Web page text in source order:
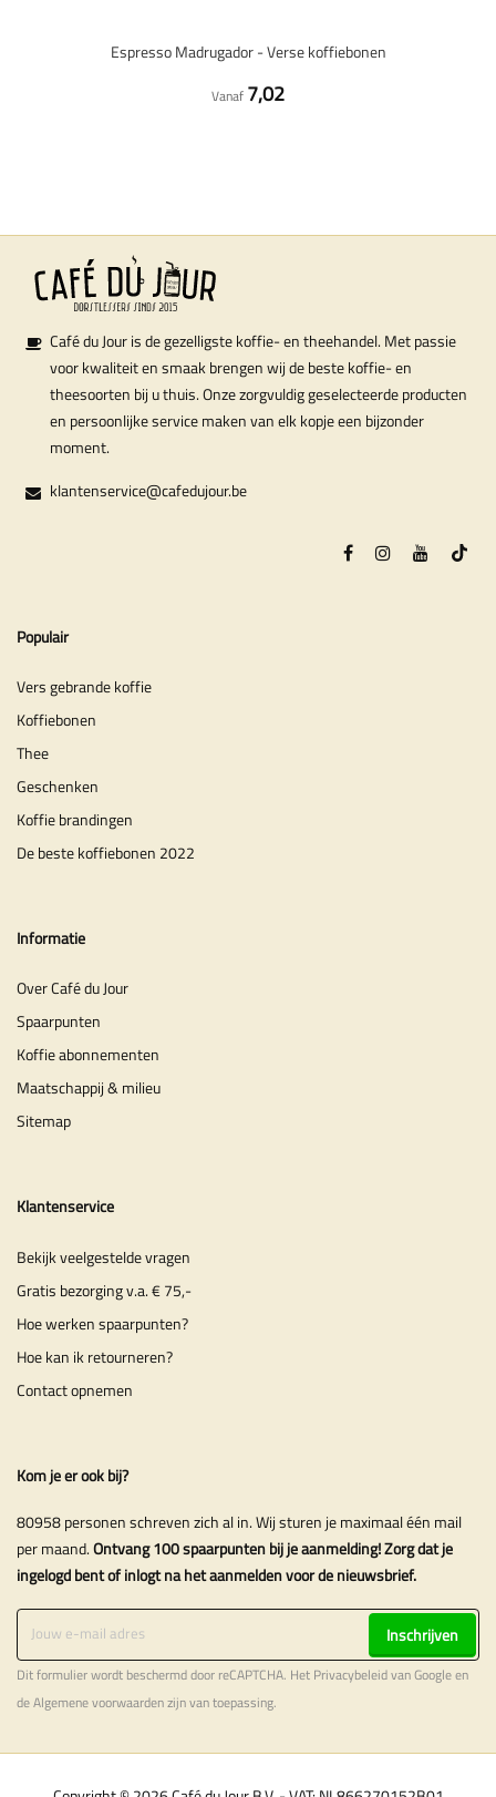
Espresso Madrugador - Verse koffiebonen
Vanaf 7,02
Café du Jour is de gezelligste koffie- en theehandel. Met passie
voor kwaliteit en smaak brengen wij de beste koffie- en
theesoorten bij u thuis. Onze zorgvuldig geselecteerde producten
en persoonlijke service maken van elk kopje een bijzonder
moment.
klantenservice@cafedujour.be
Populair
Vers gebrande koffie
Koffiebonen
Thee
Geschenken
Koffie brandingen
De beste koffiebonen 2022
Informatie
Over Café du Jour
Spaarpunten
Koffie abonnementen
Maatschappij & milieu
Sitemap
Klantenservice
Bekijk veelgestelde vragen
Gratis bezorging v.a. € 75,-
Hoe werken spaarpunten?
Hoe kan ik retourneren?
Contact opnemen
Kom je er ook bij?
80958 personen schreven zich al in. Wij sturen je maximaal één mail
per maand.Ontvang 100 spaarpunten bij je aanmelding! Zorg dat je
ingelogd bent of inlogt na het aanmelden voor de nieuwsbrief.
Inschrijven
Dit formulier wordt beschermd door reCAPTCHA. Het Privacybeleidvan Google en
deAlgemene voorwaardenzijn van toepassing.